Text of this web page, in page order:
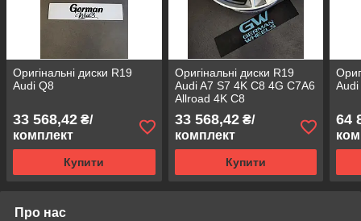
Оригінальні диски R19
Audi Q8
33 568,42 ₴/
комплект
Купити
Оригінальні диски R19
Audi A7 S7 4K C8 4G C7A6
Allroad 4K C8
33 568,42₴/
комплект
Купити
64
Про нас